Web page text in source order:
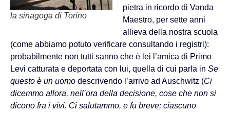
la sinagoga di Torino
pietra in ricordo di Vanda
Maestro, per sette anni
allieva della nostra scuola
(come abbiamo potuto verificare consultando i registri):
probabilmente non tutti sanno che è lei l’amica di Primo
Levi catturata e deportata con lui, quella di cui parla in Se
questo è un uomo descrivendo l’arrivo ad Auschwitz (Ci
dicemmo allora, nell’ora della decisione, cose che non si
dicono fra i vivi. Ci salutammo, e fu breve; ciascuno